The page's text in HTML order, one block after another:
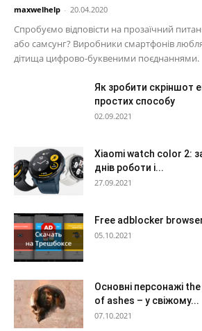
maxwelhelp - 20.04.2020
Спробуємо відповісти на прозаїчний
або самсунг? Виробники смартфонів
дітища цифрово-буквеними поєднаннями.
Як зробити скріншот
простих способу
02.09.2021
Xiaomi watch color 2:
днів роботи і...
27.09.2021
Free adblocker
05.10.2021
Основні персонажі
of ashes – у свіжому...
07.10.2021